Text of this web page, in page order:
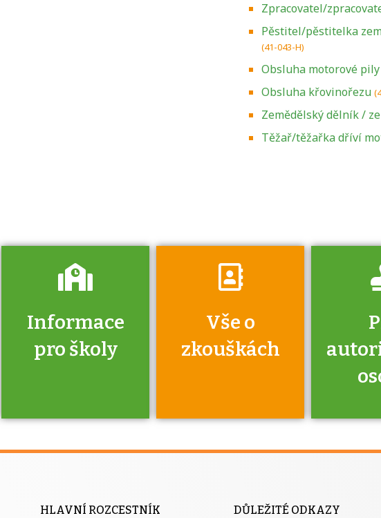
Zpracovatel/
Pěstitel/pěstitelka
(41-043-H)
Obsluha motorové pily
Obsluha křovinořezu
Zemědělský dělník /
Těžař/těžařka dříví
Informace
pro školy
Víte, že jako škola
kvalifikací jisté
Vše o
zkouškách
Zjistěte, jak se
přihlásit ke
HLAVNÍ ROZCESTNÍK DŮLEŽITÉ ODKAZY